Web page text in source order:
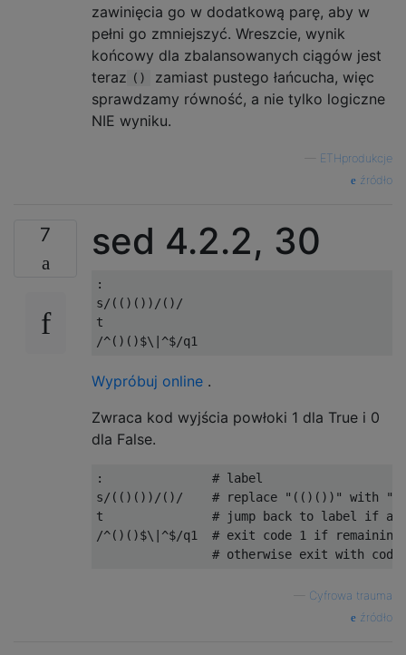
zawinięcia go w dodatkową parę, aby w
pełni go zmniejszyć. Wreszcie, wynik
końcowy dla zbalansowanych ciągów jest
teraz ()
zamiast pustego łańcucha, więc
sprawdzamy równość, a nie tylko logiczne
NIE wyniku.
ETHprodukcje
źródło
7 sed 4.2.2, 30
:
s/(()())/()/
t
Wypróbuj online .
Zwraca kod wyjścia powłoki 1 dla True i 0
dla False.
:               # label
s/(()())/()/    # replace "(()())" with
t               # jump back to label if above
/^()()$\|^$/q1  # exit code 1 if
Cyfrowa trauma
źródło